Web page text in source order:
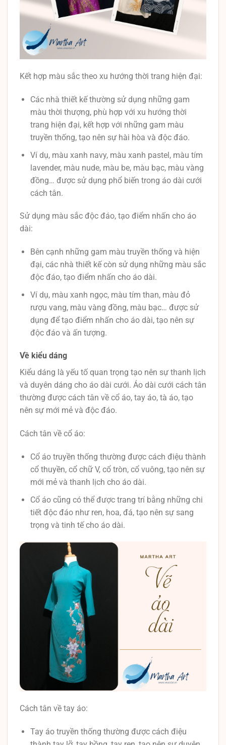
Kết hợp màu sắc theo xu hướng thời trang hiện đại:
Các nhà thiết kế thường sử dụng những gam
màu thời thượng, phù hợp với xu hướng thời
trang hiện đại, kết hợp với những gam màu
truyền thống, tạo nên sự hài hòa và độc đáo.
Ví dụ, màu xanh navy, màu xanh pastel, màu tím
lavender, màu nude, màu be, màu bạc, màu vàng
đồng… được sử dụng phổ biến trong áo dài cưới
cách tân.
Sử dụng màu sắc độc đáo, tạo điểm nhấn cho áo
dài:
Bên cạnh những gam màu truyền thống và hiện
đại, các nhà thiết kế còn sử dụng những màu sắc
độc đáo, tạo điểm nhấn cho áo dài.
Ví dụ, màu xanh ngọc, màu tím than, màu đỏ
rượu vang, màu vàng đồng, màu bạc… được sử
dụng để tạo điểm nhấn cho áo dài, tạo nên sự
độc đáo và ấn tượng.
Về kiểu dáng
Kiểu dáng là yếu tố quan trọng tạo nên sự thanh lịch
và duyên dáng cho áo dài cưới. Áo dài cưới cách tân
thường được cách tân về cổ áo, tay áo, tà áo, tạo
nên sự mới mẻ và độc đáo.
Cách tân về cổ áo:
Cổ áo truyền thống thường được cách điệu thành
cổ thuyền, cổ chữ V, cổ tròn, cổ vuông, tạo nên sự
mới mẻ và thanh lịch cho áo dài.
Cổ áo cũng có thể được trang trí bằng những chi
tiết độc đáo như ren, hoa, đá, tạo nên sự sang
trọng và tinh tế cho áo dài.
Cách tân về tay áo:
Tay áo truyền thống thường được cách điệu